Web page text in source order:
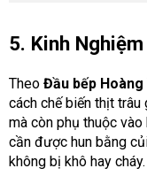
5. Kinh
Theo Đầu bếp Hoàng
cách chế biến thịt
mà còn phụ thuộc
cần được hun bằng
không bị khô hay cháy.